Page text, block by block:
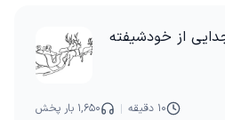
از خودشیفته
۱۰ دقیقه ۱,۶۵۰ بار پخش